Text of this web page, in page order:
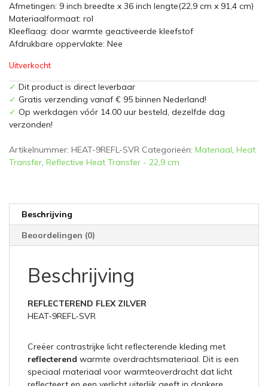
Afmetingen: 9 inch breedte x 36 inch lengte(22,9 cm x 91,4 cm)
Materiaalformaat: rol
Kleeflaag: door warmte geactiveerde kleefstof
Afdrukbare oppervlakte: Nee
Uitverkocht
✓ Dit product is direct leverbaar
✓ Gratis verzending vanaf € 95 binnen Nederland!
✓ Op werkdagen vóór 14.00 uur besteld, dezelfde dag
verzonden!
Artikelnummer: HEAT-9REFL-SVR Categorieën: Materiaal, Heat
Transfer, Reflective Heat Transfer - 22,9 cm
Beschrijving
Beoordelingen (0)
Beschrijving
REFLECTEREND FLEX ZILVER
HEAT-9REFL-SVR
Creëer contrastrijke licht reflecterende kleding met
reflecterend warmte overdrachtsmateriaal. Dit is een
speciaal materiaal voor warmteoverdracht dat licht